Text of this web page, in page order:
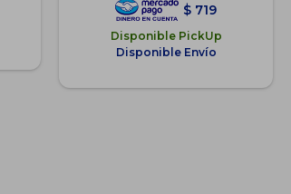
$ 719
Disponible PickUp
Disponible Envío